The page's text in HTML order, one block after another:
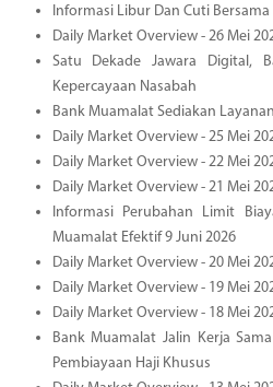
Informasi Libur Dan Cuti Bersama
Daily Market Overview - 26 Mei
Satu Dekade Jawara Digital,
Kepercayaan Nasabah
Bank Muamalat Sediakan
Daily Market Overview - 25 Mei
Daily Market Overview - 22 Mei
Daily Market Overview - 21 Mei
Informasi Perubahan Limit
Muamalat Efektif 9 Juni 2026
Daily Market Overview - 20 Mei
Daily Market Overview - 19 Mei
Daily Market Overview - 18 Mei
Bank Muamalat Jalin Kerja
Pembiayaan Haji Khusus